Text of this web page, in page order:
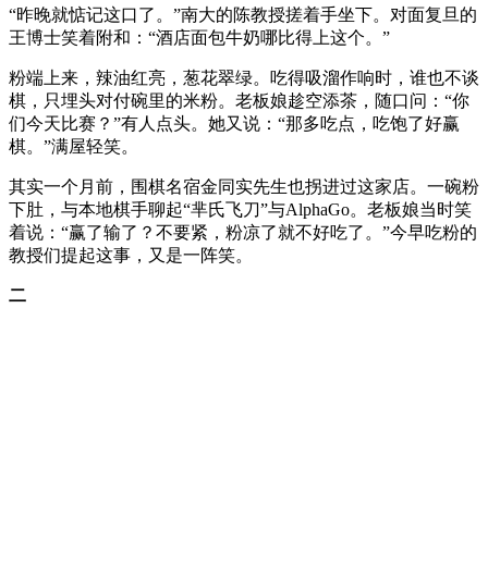
“昨晚就惦记这口了。”南大的陈教授搓着手坐下。对面复旦的
王博士笑着附和：“酒店面包牛奶哪比得上这个。”
粉端上来，辣油红亮，葱花翠绿。吃得吸溜作响时，谁也不谈
棋，只埋头对付碗里的米粉。老板娘趁空添茶，随口问：“你
们今天比赛？”有人点头。她又说：“那多吃点，吃饱了好赢
棋。”满屋轻笑。
其实一个月前，围棋名宿金同实先生也拐进过这家店。一碗粉
下肚，与本地棋手聊起“芈氏飞刀”与AlphaGo。老板娘当时笑
着说：“赢了输了？不要紧，粉凉了就不好吃了。”今早吃粉的
教授们提起这事，又是一阵笑。
二